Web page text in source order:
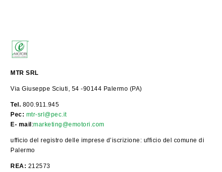
MTR SRL
Via Giuseppe Sciuti, 54 -90144 Palermo (PA)
Tel. 800.911.945
Pec: mtr-srl@pec.it
E- mail :marketing@emotori.com
ufficio del registro delle imprese d’iscrizione: ufficio del comune di
Palermo
REA: 212573